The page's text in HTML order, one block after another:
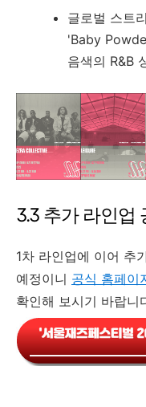
글로벌 스트
'Baby
음색의 R&B
3.3 추가 라인업
1차 라인업에 이어 추
예정이니 공식 홈페이
확인해 보시기 바랍니